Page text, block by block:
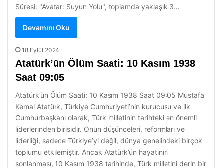
Süresi: "Avatar: Suyun Yolu", toplamda yaklaşık 3…
Devamını Oku
18 Eylül 2024
Atatürk’ün Ölüm Saati: 10 Kasım 1938
Saat 09:05
Atatürk’ün Ölüm Saati: 10 Kasım 1938 Saat 09:05 Mustafa
Kemal Atatürk, Türkiye Cumhuriyeti’nin kurucusu ve ilk
Cumhurbaşkanı olarak, Türk milletinin tarihteki en önemli
liderlerinden birisidir. Onun düşünceleri, reformları ve
liderliği, sadece Türkiye’yi değil, dünya genelindeki birçok
toplumu etkilemiştir. Ancak Atatürk’ün hayatının
sonlanması, 10 Kasım 1938 tarihinde, Türk milletini derin bir